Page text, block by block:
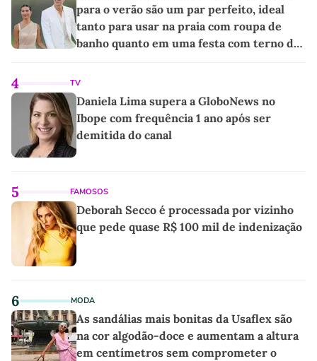
para o verão são um par perfeito, ideal
tanto para usar na praia com roupa de
banho quanto em uma festa com terno de
4 TV
Daniela Lima supera a GloboNews no
Ibope com frequência 1 ano após ser
demitida do canal
5 FAMOSOS
Deborah Secco é processada por vizinho
que pede quase R$ 100 mil de indenização
6 MODA
As sandálias mais bonitas da Usaflex são
na cor algodão-doce e aumentam a altura
em centímetros sem comprometer o